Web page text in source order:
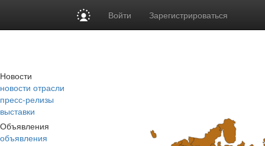
Войти Зарегистрироваться
Новости
новости отрасли
пресс-релизы
выставки
Объявления
объявления